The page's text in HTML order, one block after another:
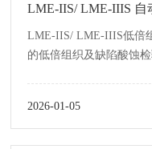
LME-IIS/ LME-IIIS
LME-IIS/ LME-IIIS低倍
的低倍组织及缺陷酸蚀
2026-01-05